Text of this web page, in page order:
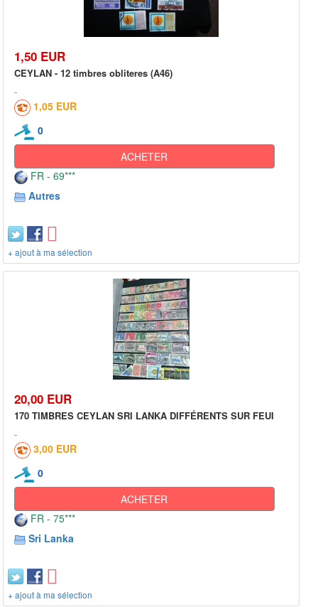
1,50 EUR
CEYLAN - 12 timbres obliteres (A46)
1,05 EUR
0
ACHETER
FR - 69***
Autres
+ ajout à ma sélection
20,00 EUR
170 TIMBRES CEYLAN SRI LANKA DIFFÉRENTS SUR FEUI
3,00 EUR
0
ACHETER
FR - 75***
Sri Lanka
+ ajout à ma sélection